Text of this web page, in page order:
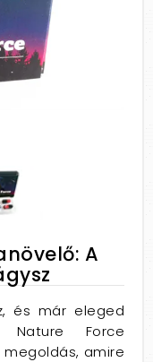
A
és már eleged
Force
megoldás, amire